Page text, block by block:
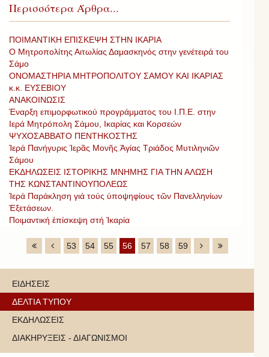
Περισσότερα Άρθρα...
ΠΟΙΜΑΝΤΙΚΗ ΕΠΙΣΚΕΨΗ ΣΤΗΝ ΙΚΑΡΙΑ
Ο Μητροπολίτης Αιτωλίας Δαμασκηνός στην γενέτειρά του
Σάμο
ΟΝΟΜΑΣΤΗΡΙΑ ΜΗΤΡΟΠΟΛΙΤΟΥ ΣΑΜΟΥ ΚΑΙ ΙΚΑΡΙΑΣ
κ.κ. ΕΥΣΕΒΙΟΥ
ΑΝΑΚΟΙΝΩΣΙΣ
Έναρξη επιμορφωτικού προγράμματος του Ι.Π.Ε. στην
Ιερά Μητρόπολη Σάμου, Ικαρίας και Κορσεών
ΨΥΧΟΣΑΒΒΑΤΟ ΠΕΝΤΗΚΟΣΤΗΣ
Ἱερά Πανήγυρις Ἱερᾶς Μονῆς Ἁγίας Τριάδος Μυτιληνιῶν
Σάμου
ΕΚΔΗΛΩΣΕΙΣ ΙΣΤΟΡΙΚΗΣ ΜΝΗΜΗΣ ΓΙΑ ΤΗΝ ΑΛΩΣΗ
ΤΗΣ ΚΩΝΣΤΑΝΤΙΝΟΥΠΟΛΕΩΣ
Ἱερά Παράκληση γιά τούς ὑποψηφίους τῶν Πανελληνίων
Ἐξετάσεων.
Ποιμαντική ἐπίσκεψη στή Ἰκαρία
53 54 55 56 57 58 59
ΕΙΔΗΣΕΙΣ
ΔΕΛΤΙΑ ΤΥΠΟΥ
ΕΚΔΗΛΩΣΕΙΣ
ΔΙΑΚΗΡΥΞΕΙΣ - ΔΙΑΓΩΝΙΣΜΟΙ